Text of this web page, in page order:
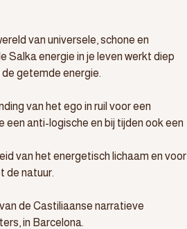
van universele, schone en
Salka energie in je leven werkt diep
de getemde energie.
van het ego in ruil voor een
een anti-logische en bij tijden ook een
van het energetisch lichaam en voor
de natuur.
de Castiliaanse narratieve
in Barcelona.